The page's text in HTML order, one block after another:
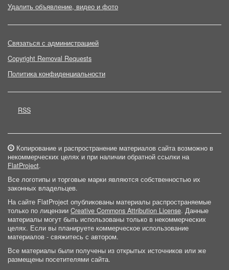
Удалить объявление, видео и фото
Связаться с администрацией
Copyright Removal Requests
Политика конфиденциальности
RSS
Копирование и распространение материалов сайта возможно в
некоммерческих целях и при наличии обратной ссылки на
FlatProject.
Все логотипы и торговые марки являются собственностью их
законных владельцев.
На сайте FlatProject опубликованы материалы распространяемые
только по лицензии Creative Commons Attribution License. Данные
материалы могут быть использованы только в некоммерческих
целях. Если вы планируете коммерческое использование
материалов - свяжитесь с автором.
Все материалы были получены из открытых источников или же
размещены посетителями сайта.